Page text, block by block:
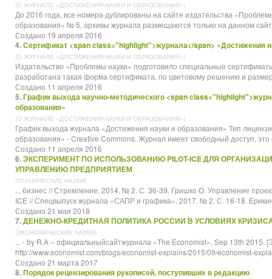
(О ЖУРНАЛЕ «ДОСТИЖЕНИЯ НАУКИ И ОБРАЗОВАНИЯ»)
До 2016 года, все номера дублированы на сайте издательства
образования» № 5, архивы журнала размещаются только на данном
Создано 19 апреля 2016
4.Сертификат <span class="highlight">журнала</span> «Достижения
(О ЖУРНАЛЕ «ДОСТИЖЕНИЯ НАУКИ И ОБРАЗОВАНИЯ»)
Издательство «Проблемы науки» подготовило специальные
разработана такая форма сертификата, по цветовому решению и
Создано 11 апреля 2016
5.График выхода научно-методического <span
образования»
(О ЖУРНАЛЕ «ДОСТИЖЕНИЯ НАУКИ И ОБРАЗОВАНИЯ»)
График выхода журнала «Достижения науки и образования» Тип
образования» - Creative Commons. Журнал имеет свободный доступ, это
Создано 11 апреля 2016
6.ЭКСПЕРИМЕНТ ПО ИСПОЛЬЗОВАНИЮ PILOT-ICE ДЛЯ
УПРАВЛЕНИЮ ПРЕДПРИЯТИЕМ
(ТЕХНИЧЕСКИЕ НАУКИ)
... бизнес // Стремление, 2014. № 2. С. 36-39. Гришко О. Управление
ICE // Спецвыпускжурнала «САПР и графика», 2017. № 2. С. 16-18.
Создано 21 мая 2018
7.ДЕНЕЖНО-КРЕДИТНАЯ ПОЛИТИКА РОССИИ В УСЛОВИЯХ
(ЭКОНОМИЧЕСКИЕ НАУКИ)
... - by R.A – официальныйсайтжурнала «The Economist», Sep 13th 2015.
http://www.economist.com/blogs/economist-explains/2015/09/economist-
Создано 21 марта 2017
8.Порядок рецензирования рукописей, поступивших в редакцию